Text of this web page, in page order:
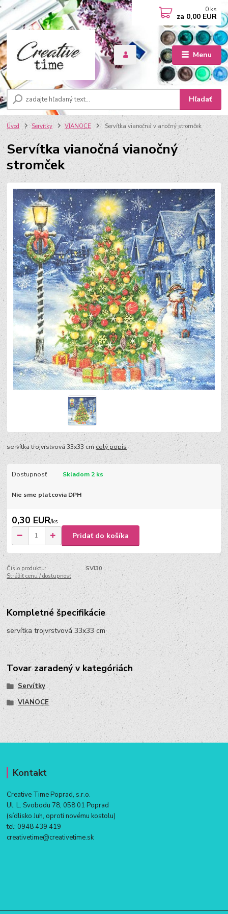
Menu
Hľadať
0 ks
za 0,00 EUR
Úvod Servítky VIANOCE Servítka vianočná vianočný stromček
Servítka vianočná vianočný
stromček
servítka trojvrstvová 33x33 cmcelý popis
Dostupnosť Skladom 2 ks
Nie sme platcovia DPH
0,30 EUR/ks
Pridať do košíka
Číslo produktu:
SVI30
Strážiť cenu / dostupnosť
Kompletné špecifikácie
servítka trojvrstvová 33x33 cm
Tovar zaradený v kategóriách
Servítky
VIANOCE
Kontakt
Creative Time Poprad, s.r.o.
Ul. L. Svobodu 78, 058 01 Poprad
(sídlisko Juh, oproti novému kostolu)
tel: 0948 439 419
creativetime@creativetime.sk